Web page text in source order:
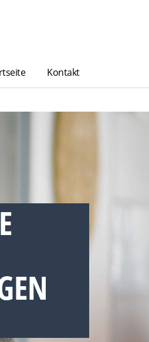
Kontakt